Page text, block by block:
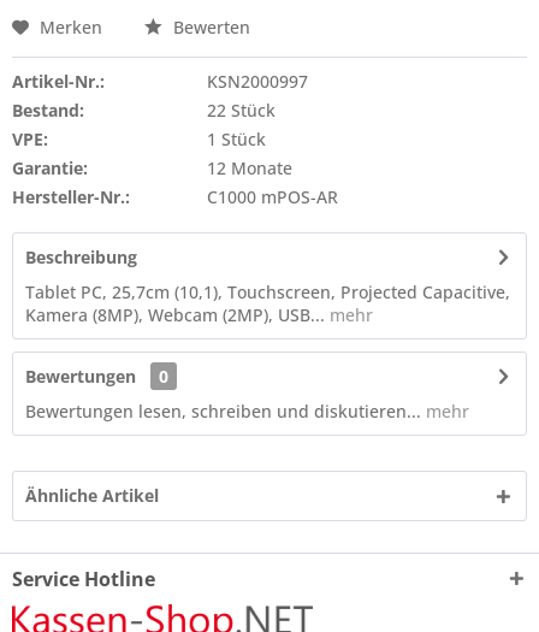
Merken Bewerten
Artikel-Nr.:
KSN2000997
Bestand:
22 Stück
VPE:
1 Stück
Garantie:
12 Monate
Hersteller-Nr.:
C1000 mPOS-AR
Beschreibung
Tablet PC, 25,7cm (10,1), Touchscreen, Projected Capacitive,
Kamera (8MP), Webcam (2MP), USB... mehr
Bewertungen
0
Bewertungen lesen, schreiben und diskutieren... mehr
Ähnliche Artikel
Service Hotline